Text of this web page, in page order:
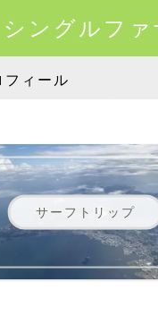
シングルフ
フィール
サーフトリップ